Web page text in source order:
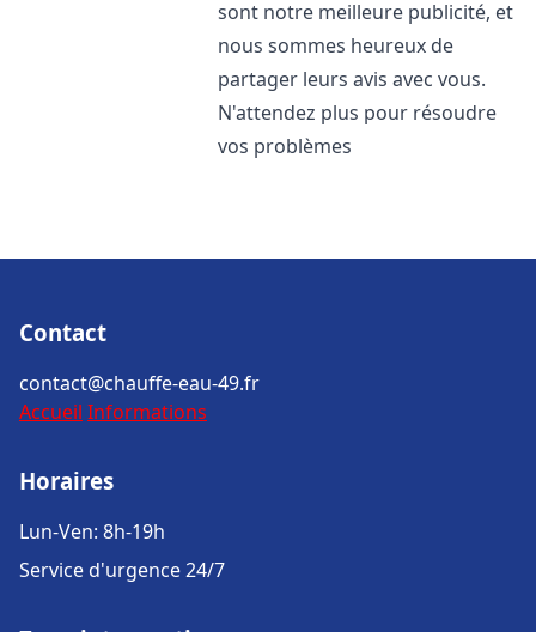
sont notre meilleure publicité, et
nous sommes heureux de
partager leurs avis avec vous.
N'attendez plus pour résoudre
vos problèmes
Contact
contact@chauffe-eau-49.fr
Accueil Informations
Horaires
Lun-Ven: 8h-19h
Service d'urgence 24/7